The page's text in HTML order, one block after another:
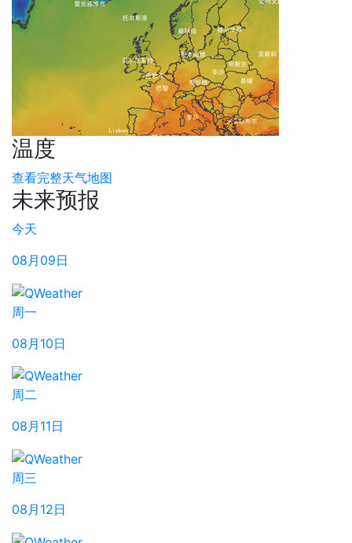
温度
查看完整天气地图
未来预报
今天
08月09日
周一
08月10日
周二
08月11日
周三
08月12日